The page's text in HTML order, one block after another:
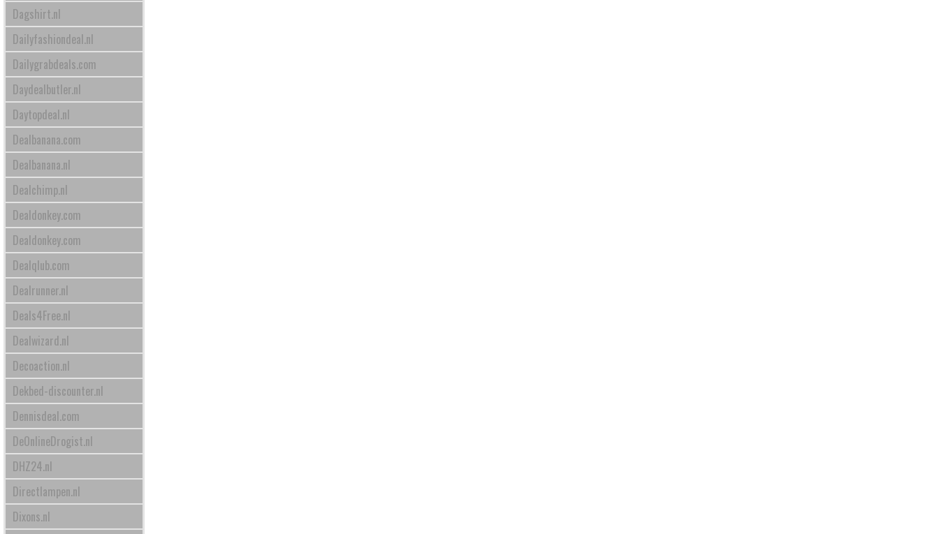
Dagshirt.nl
Dailyfashiondeal.nl
Dailygrabdeals.com
Daydealbutler.nl
Daytopdeal.nl
Dealbanana.com
Dealbanana.nl
Dealchimp.nl
Dealdonkey.com
Dealdonkey.com
Dealqlub.com
Dealrunner.nl
Deals4Free.nl
Dealwizard.nl
Decoaction.nl
Dekbed-discounter.nl
Dennisdeal.com
DeOnlineDrogist.nl
DHZ24.nl
Directlampen.nl
Dixons.nl